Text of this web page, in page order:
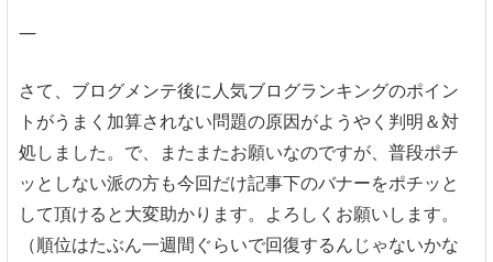
—
さて、ブログメンテ後に人気ブログランキングのポイン
トがうまく加算されない問題の原因がようやく判明＆対
処しました。で、またまたお願いなのですが、普段ポチ
ッとしない派の方も今回だけ記事下のバナーをポチッと
して頂けると大変助かります。よろしくお願いします。
（順位はたぶん一週間ぐらいで回復するんじゃないかな